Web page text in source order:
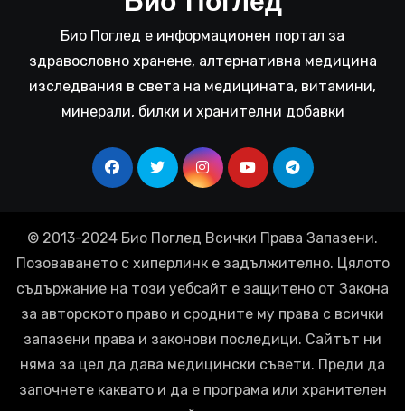
Био Поглед е информационен портал за
здравословно хранене, алтернативна медицина
изследвания в света на медицината, витамини,
минерали, билки и хранителни добавки
© 2013-2024 Био Поглед Всички Права Запазени.
Позоваването с хиперлинк е задължително. Цялото
съдържание на този уебсайт е защитено от Закона
за авторското право и сродните му права с всички
запазени права и законови последици. Сайтът ни
няма за цел да дава медицински съвети. Преди да
започнете каквато и да е програма или хранителен